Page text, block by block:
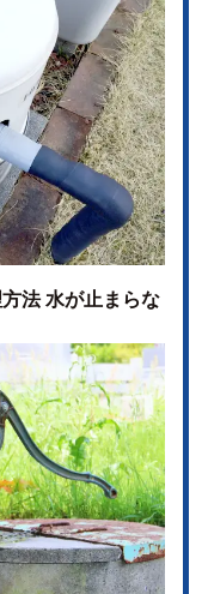
法 水が止まらな